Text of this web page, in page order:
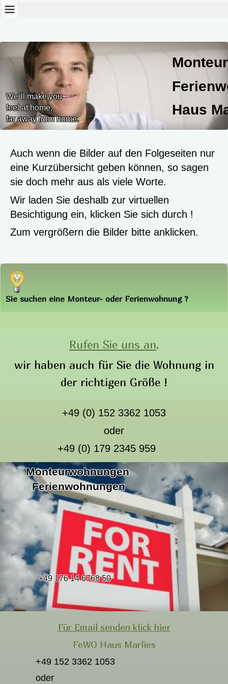
We`ll make you
feel at home,
far away from home.
Haus
Haus Marlies
Auch wenn die Bilder auf den Folgeseiten nur
eine Kurzübersicht geben können, so sagen
sie doch mehr aus als viele Worte.
Wir laden Sie deshalb zur virtuellen
Besichtigung ein, klicken Sie sich durch !
Zum vergrößern die Bilder bitte anklicken.
Sie suchen eine Monteur- oder Ferienwohnung ?
Rufen Sie uns an,
wir haben auch für Sie die Wohnung in
der richtigen Größe !
+49 (0) 152 3362 1053
oder
+49 (0) 179 2345 959
Monteurwohnungen
Ferienwohnungen
+49 176 14 6768 50
Für Email senden klick hier
FeWO Haus Marlies
+49 152 3362 1053
oder